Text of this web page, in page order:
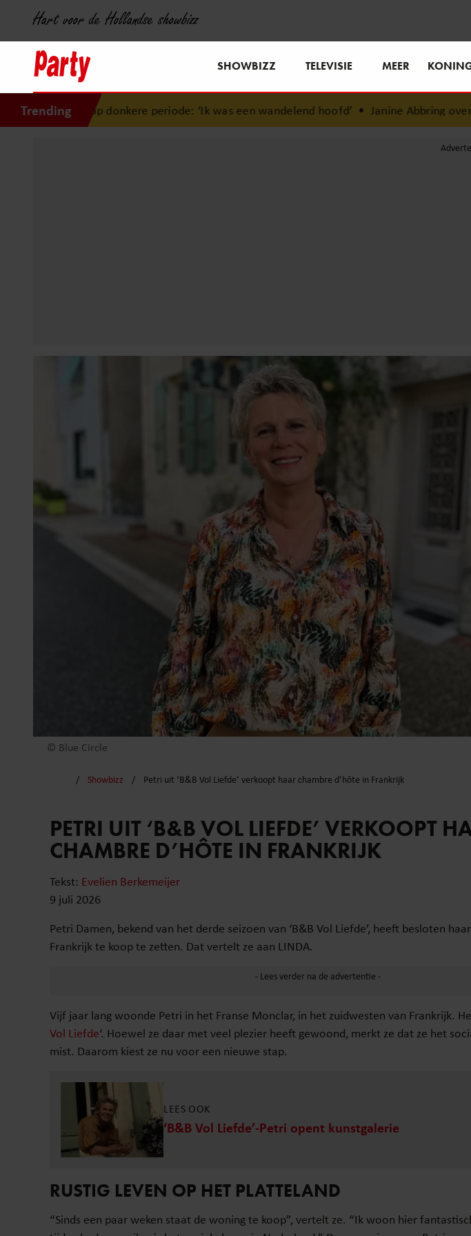
Hart voor de Hollandse showbizz
SHOWBIZZ TELEVISIE MEER
Trending
donkere periode: ‘Ik was een wandelend hoofd’•Janine Abbring over afscheid van
© Blue Circle
Showbizz Petri uit ‘B&B Vol Liefde’ verkoopt haar chambre d’hôte in Frankrijk
PETRI UIT ‘B&B VOL LIEFDE’ VERKOOPT
CHAMBRE D’HÔTE IN FRANKRIJK
Tekst: Evelien Berkemeijer
9 juli 2026
Petri Damen, bekend van het derde seizoen van ‘B&B Vol Liefde’, heeft besloten
Frankrijk te koop te zetten. Dat vertelt ze aan LINDA.
Vijf jaar lang woonde Petri in het Franse Monclar, in het zuidwesten van Frankrijk.
Vol Liefde‘. Hoewel ze daar met veel plezier heeft gewoond, merkt ze dat ze het
mist. Daarom kiest ze nu voor een nieuwe stap.
LEES OOK
‘B&B Vol Liefde’-Petri opent kunstgalerie
RUSTIG LEVEN OP HET PLATTELAND
“Sinds een paar weken staat de woning te koop”, vertelt ze. “Ik woon hier